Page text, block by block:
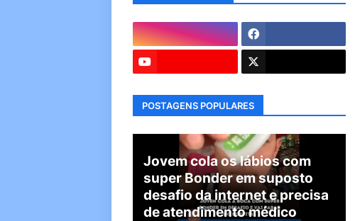
POSTAGENS POPULARES
Jovem cola os lábios com
super Bonder em suposto
desafio da internet e precisa
de atendimento médico